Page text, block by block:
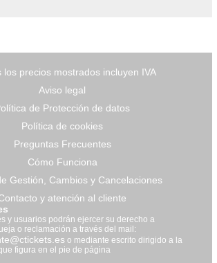
los precios mostrados incluyen IVA
Aviso legal
de Protección de datos
Política de cookies
Preguntas Frecuentes
Cómo Funciona
Gestión, Cambios y Cancelaciones
y atención al cliente
y usuarios podrán ejercer su derecho a
o reclamación a través del mail:
o mediante escrito dirigido a la
figura en el pie de página